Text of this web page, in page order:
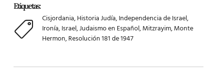
Etiquetas:
Cisjordania,Historia Judía,Independencia de Israel,
Ironía,Israel,Judaismo en Español,Mitzrayim,Monte
Hermon,Resolución 181 de 1947